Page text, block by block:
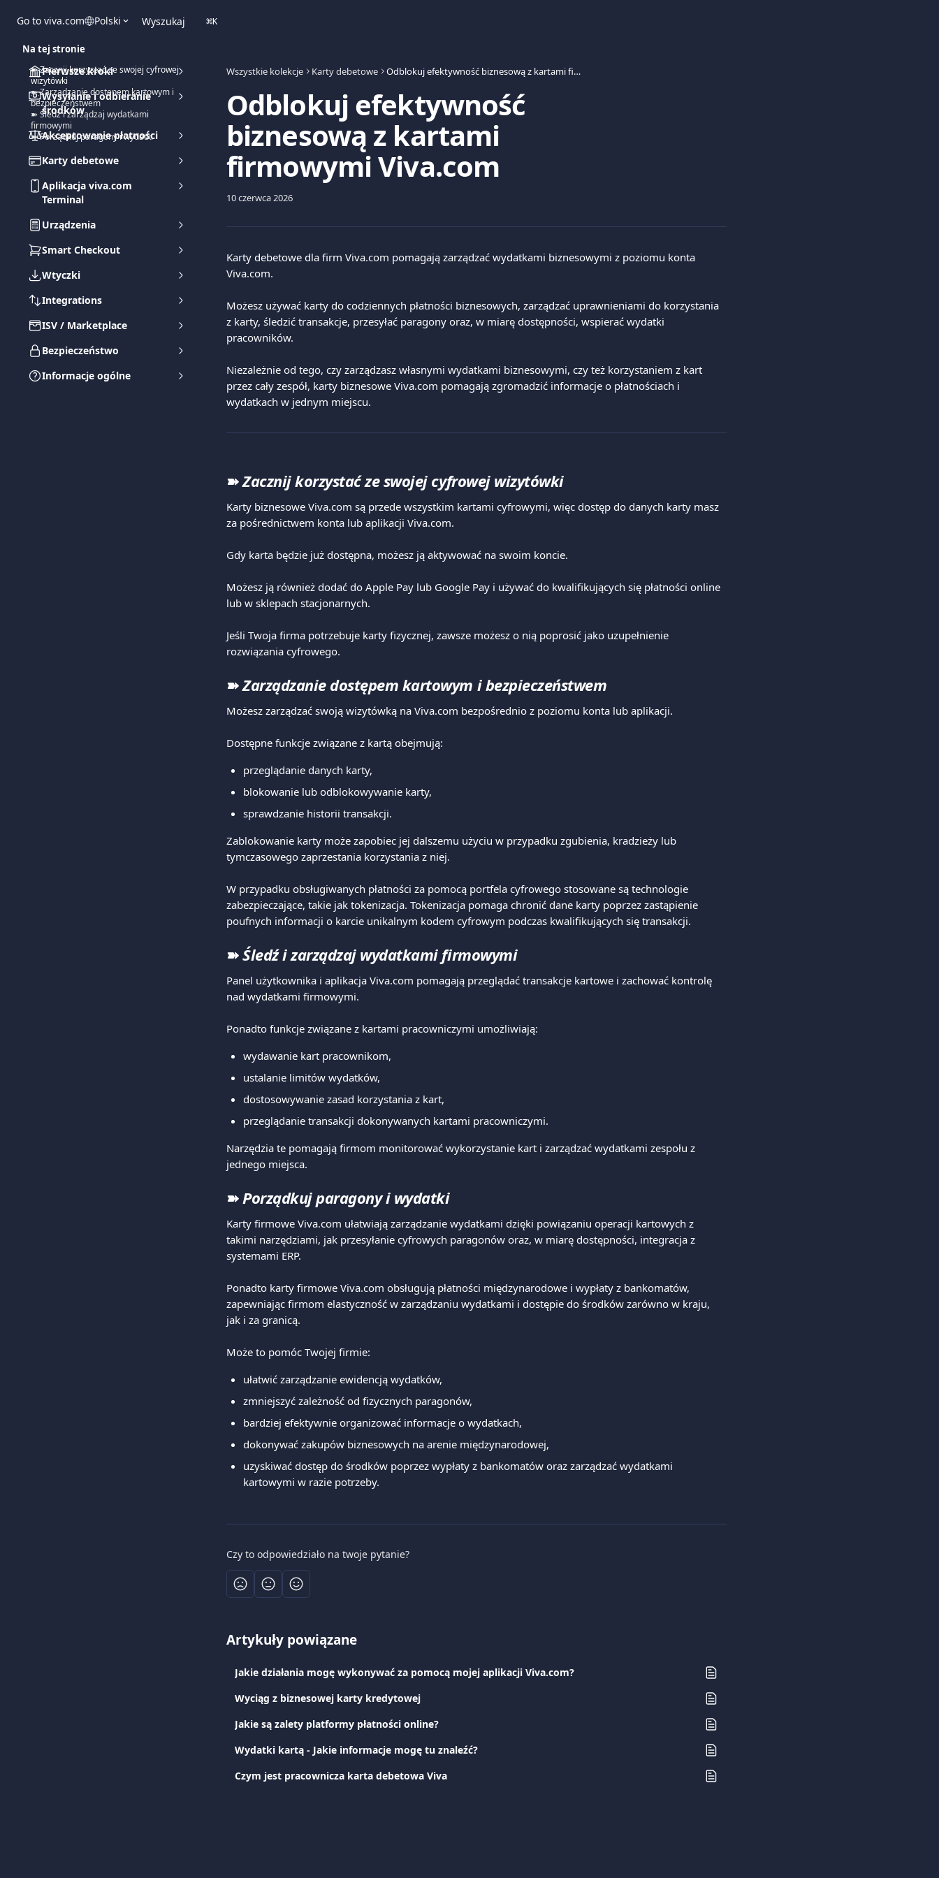
Go to viva.com Polski Wyszukaj ⌘K
Pierwsze kroki
Wysyłanie i odbieranie
środków
Akceptowanie płatności
Karty debetowe
Aplikacja viva.com
Terminal
Urządzenia
Smart Checkout
Wtyczki
Integrations
ISV / Marketplace
Bezpieczeństwo
Informacje ogólne
Wszystkie kolekcje Karty debetowe Odblokuj efektywność biznesową z kartami firmowymi Viva.com
Odblokuj efektywność
biznesową z kartami
firmowymi Viva.com
10 czerwca 2026
Karty debetowe dla firm Viva.com pomagają zarządzać wydatkami biznesowymi z poziomu konta
Viva.com.
Możesz używać karty do codziennych płatności biznesowych, zarządzać uprawnieniami do korzystania
z karty, śledzić transakcje, przesyłać paragony oraz, w miarę dostępności, wspierać wydatki
pracowników.
Niezależnie od tego, czy zarządzasz własnymi wydatkami biznesowymi, czy też korzystaniem z kart
przez cały zespół, karty biznesowe Viva.com pomagają zgromadzić informacje o płatnościach i
wydatkach w jednym miejscu.
➽ Zacznij korzystać ze swojej cyfrowej wizytówki
Karty biznesowe Viva.com są przede wszystkim kartami cyfrowymi, więc dostęp do danych karty masz
za pośrednictwem konta lub aplikacji Viva.com.
Gdy karta będzie już dostępna, możesz ją aktywować na swoim koncie.
Możesz ją również dodać do Apple Pay lub Google Pay i używać do kwalifikujących się płatności online
lub w sklepach stacjonarnych.
Jeśli Twoja firma potrzebuje karty fizycznej, zawsze możesz o nią poprosić jako uzupełnienie
rozwiązania cyfrowego.
➽ Zarządzanie dostępem kartowym i bezpieczeństwem
Możesz zarządzać swoją wizytówką na Viva.com bezpośrednio z poziomu konta lub aplikacji.
Dostępne funkcje związane z kartą obejmują:
przeglądanie danych karty,
blokowanie lub odblokowywanie karty,
sprawdzanie historii transakcji.
Zablokowanie karty może zapobiec jej dalszemu użyciu w przypadku zgubienia, kradzieży lub
tymczasowego zaprzestania korzystania z niej.
W przypadku obsługiwanych płatności za pomocą portfela cyfrowego stosowane są technologie
zabezpieczające, takie jak tokenizacja. Tokenizacja pomaga chronić dane karty poprzez zastąpienie
poufnych informacji o karcie unikalnym kodem cyfrowym podczas kwalifikujących się transakcji.
➽ Śledź i zarządzaj wydatkami firmowymi
Panel użytkownika i aplikacja Viva.com pomagają przeglądać transakcje kartowe i zachować kontrolę
nad wydatkami firmowymi.
Ponadto funkcje związane z kartami pracowniczymi umożliwiają:
wydawanie kart pracownikom,
ustalanie limitów wydatków,
dostosowywanie zasad korzystania z kart,
przeglądanie transakcji dokonywanych kartami pracowniczymi.
Narzędzia te pomagają firmom monitorować wykorzystanie kart i zarządzać wydatkami zespołu z
jednego miejsca.
➽ Porządkuj paragony i wydatki
Karty firmowe Viva.com ułatwiają zarządzanie wydatkami dzięki powiązaniu operacji kartowych z
takimi narzędziami, jak przesyłanie cyfrowych paragonów oraz, w miarę dostępności, integracja z
systemami ERP.
Ponadto karty firmowe Viva.com obsługują płatności międzynarodowe i wypłaty z bankomatów,
zapewniając firmom elastyczność w zarządzaniu wydatkami i dostępie do środków zarówno w kraju,
jak i za granicą.
Może to pomóc Twojej firmie:
ułatwić zarządzanie ewidencją wydatków,
zmniejszyć zależność od fizycznych paragonów,
bardziej efektywnie organizować informacje o wydatkach,
dokonywać zakupów biznesowych na arenie międzynarodowej,
uzyskiwać dostęp do środków poprzez wypłaty z bankomatów oraz zarządzać wydatkami
kartowymi w razie potrzeby.
Czy to odpowiedziało na twoje pytanie?
Artykuły powiązane
Jakie działania mogę wykonywać za pomocą mojej aplikacji Viva.com?
Wyciąg z biznesowej karty kredytowej
Jakie są zalety platformy płatności online?
Wydatki kartą - Jakie informacje mogę tu znaleźć?
Czym jest pracownicza karta debetowa Viva
Na tej stronie
➽ Zacznij korzystać ze swojej cyfrowej
wizytówki
➽ Zarządzanie dostępem kartowym i
bezpieczeństwem
➽ Śledź i zarządzaj wydatkami
firmowymi
➽ Porządkuj paragony i wydatki